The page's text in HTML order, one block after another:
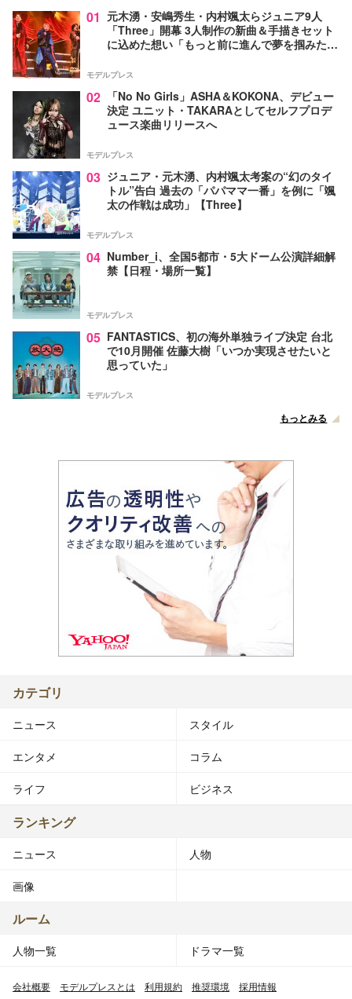
01 元木湧・安嶋秀生・内村颯太らジュニア9人
「Three」開幕 3人制作の新曲＆手描きセット
に込めた想い「もっと前に進んで夢を掴みた
モデルプレス
02
「No No Girls」ASHA＆KOKONA、デビュー
決定 ユニット・TAKARAとしてセルフプロデ
ュース楽曲リリースへ
モデルプレス
03 ジュニア・元木湧、内村颯太考案の“幻のタイ
トル”告白 過去の「パパママ一番」を例に「颯
太の作戦は成功」【Three】
モデルプレス
04 Number_i、全国5都市・5大ドーム公演詳細解
禁【日程・場所一覧】
モデルプレス
05 FANTASTICS、初の海外単独ライブ決定 台北
で10月開催 佐藤大樹「いつか実現させたいと
思っていた」
モデルプレス
もっとみる
カテゴリ
ニュース スタイル
エンタメ コラム
ライフ ビジネス
ランキング
ニュース 人物
画像
ルーム
人物一覧 ドラマ一覧
会社概要 モデルプレスとは 利用規約 推奨環境 採用情報